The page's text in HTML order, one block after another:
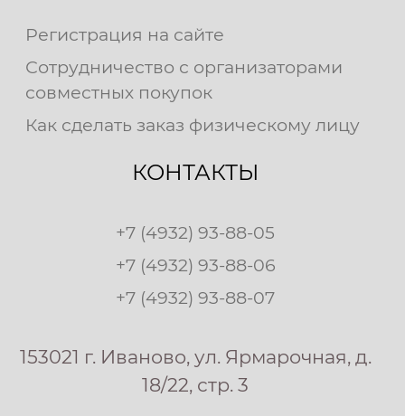
Регистрация на сайте
Сотрудничество с организаторами
совместных покупок
Как сделать заказ физическому лицу
КОНТАКТЫ
+7 (4932) 93-88-05
+7 (4932) 93-88-06
+7 (4932) 93-88-07
153021 г. Иваново, ул. Ярмарочная, д.
18/22, стр. 3